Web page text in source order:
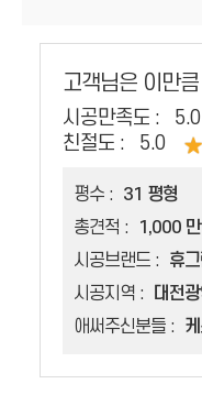
고객님은 이만
시공만족도 :
5.0
친절도 :
5.0
평수 :
31 평형
총견적 :
1,000
시공브랜드 :
휴
시공지역 :
애써주신분들 :